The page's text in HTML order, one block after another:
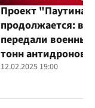
Проект "Паутина"
продолжается:
передали
тонн
12.02.2025 19:00